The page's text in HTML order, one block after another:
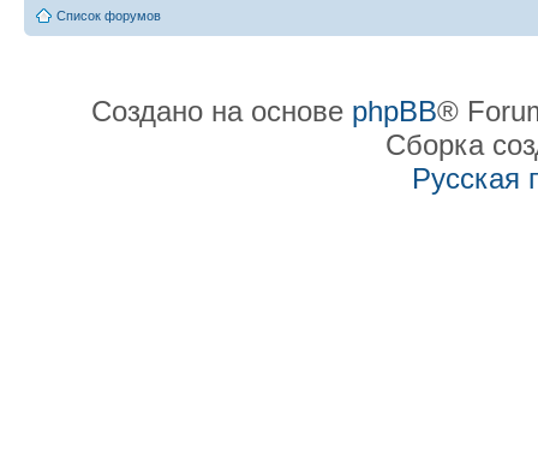
Список форумов
Создано на основе phpBB®
Сборка
Русская